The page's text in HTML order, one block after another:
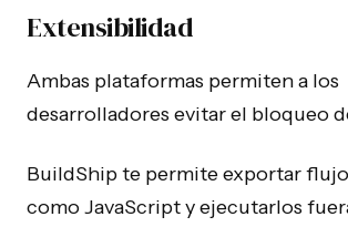
Extensibilidad
Ambas plataformas permiten a los
desarrolladores evitar el bloqueo
BuildShip te permite exportar
como JavaScript y ejecutarlos